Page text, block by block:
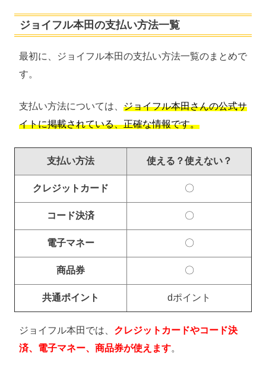
ジョイフル本田の支払い方法一覧
最初に、ジョイフル本田の支払い方法一覧のまとめで
す。
支払い方法については、 ジョイフル本田さんの公式サ
イトに掲載されている、正確な情報です。
支払い方法 使える？使えない？
クレジットカード 〇
コード決済 〇
電子マネー 〇
商品券 〇
共通ポイント dポイント
ジョイフル本田では、 クレジットカードやコード決
済、電子マネー、商品券が使えます。